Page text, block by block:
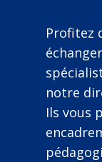
Profitez
notre
Ils vous